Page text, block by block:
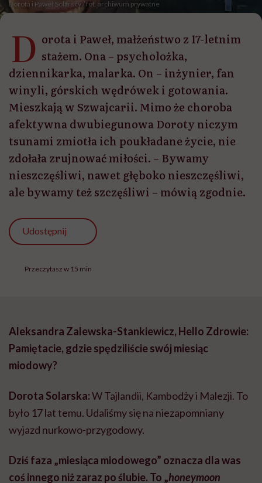
Dorota i Paweł Solarscy / fot. archiwum prywatne
D orota i Paweł, małżeństwo z 17-letnim
stażem. Ona – psycholożka,
dziennikarka, malarka. On – inżynier, fan
winyli, górskich wędrówek i gotowania.
Mieszkają w Szwajcarii. Mimo że choroba
afektywna dwubiegunowa Doroty niczym
tsunami zmiotła ich poukładane życie, nie
zdołała zrujnować miłości. – Bywamy
nieszczęśliwi, nawet głęboko nieszczęśliwi,
ale bywamy też szczęśliwi – mówią zgodnie.
Udostępnij
Przeczytasz w 15 min
Aleksandra Zalewska-Stankiewicz, Hello Zdrowie:
Pamiętacie, gdzie spędziliście swój miesiąc
miodowy?
Dorota Solarska:W Tajlandii, Kambodży i Malezji. To
było 17 lat temu. Udaliśmy się na niezapomniany
wyjazd nurkowo-przygodowy.
Dziś faza „miesiąca miodowego” oznacza dla was
coś innego niż zaraz po ślubie. To „honeymoon